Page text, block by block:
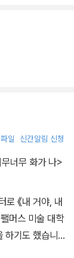
일 신간알림 신청
너무 화가 나>
로 《내 거야, 내
머스 미술 대학
하기도 했습니